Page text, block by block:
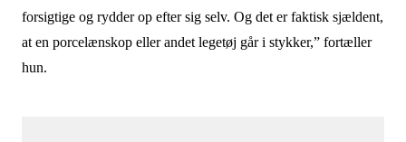
forsigtige og rydder op efter sig selv. Og det er faktisk sjældent,
at en porcelænskop eller andet legetøj går i stykker,” fortæller
hun.